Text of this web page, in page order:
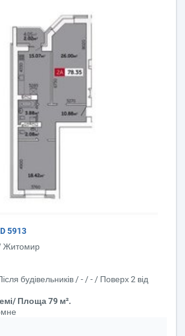
5913
Житомир
будівельників / - / - / Поверх 2 від
Площа 79 м².